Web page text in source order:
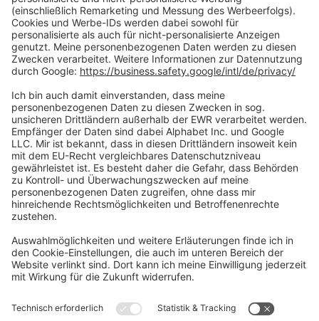
Zahlungsarten
Social Media
Oft Gesucht
Rund um die Prüfung
Datenschutzerklärung